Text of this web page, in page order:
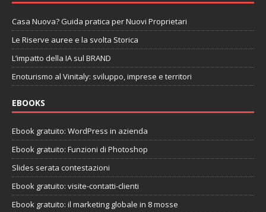
Casa Nuova? Guida pratica per Nuovi Proprietari
Le Riserve auree e la svolta Storica
L’impatto della IA sul BRAND
Enoturismo al Vinitaly: sviluppo, imprese e territori
EBOOKS
Ebook gratuito: WordPress in azienda
Ebook gratuito: Funzioni di Photoshop
Slides serata contestazioni
Ebook gratuito: visite-contatti-clienti
Ebook gratuito: il marketing globale in 8 mosse